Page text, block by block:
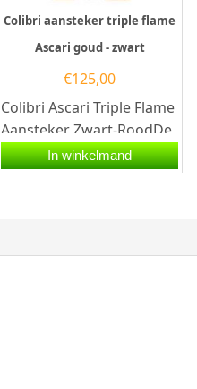
Colibri aansteker triple flame
Ascari goud - zwart
€125,00
Colibri Ascari Triple Flame
Aansteker Zwart-RoodDe
Colibri Ascari zwart-rood
is een hoogwaardige...
In winkelmand